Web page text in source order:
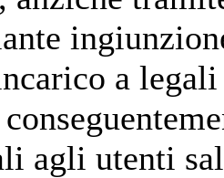
a
agli utenti